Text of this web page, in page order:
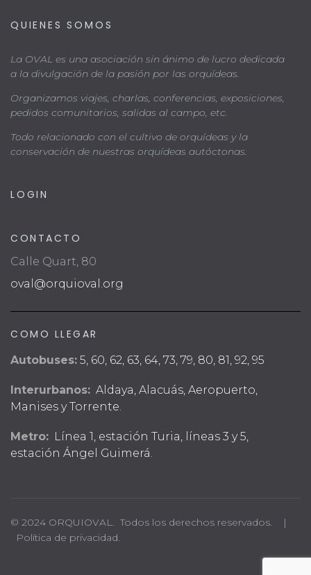
QUIENES SOMOS
La OVAL es una asociación sin ánimo de lucro dedicada
a la divulgación de la pasión por las orquídeas.
Organizamos viajes, charlas, conferencias, exposiciones,
pedidos comunitarios, salidas al campo, etc.
Todo relacionado con el cultivo de orquídeas y la
conservación de nuestras orquídeas autóctonas.
LOGIN
CONTACTO
Calle Quart, 80
oval@orquioval.org
COMO LLEGAR
Autobuses: 5, 60, 62, 63, 64, 73, 79, 80, 81, 92, 95
Interurbanos: Aldaya, Alacuás, Aeropuerto,
Manises y Torrente.
Metro: Línea 1, estación Turia, líneas 3 y 5,
estación Ángel Guimerá.
© 2024 ORQUIOVAL. Todos los derechos reservados. |
Política de privacidad.